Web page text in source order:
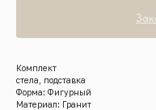
Комплект
стела, подставка
Форма: Фигурный
Материал: Гранит